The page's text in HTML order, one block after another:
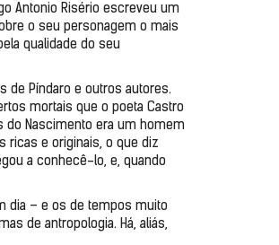
Antonio Risério escreveu um
o seu personagem o mais
qualidade do seu
de Píndaro e outros autores.
mortais que o poeta Castro
do Nascimento era um homem
ricas e originais, o que diz
a conhecê-lo, e, quando
dia – e os de tempos muito
de antropologia. Há, aliás,